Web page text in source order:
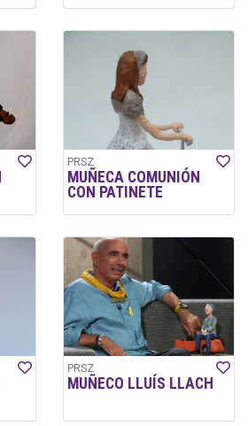
PRSZ
MUÑECA COMUNIÓN
CON PATINETE
PRSZ
MUÑECO LLUÍS LLACH